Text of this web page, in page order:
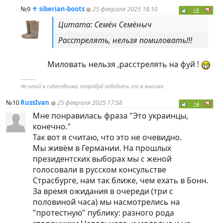
№9 ↑ siberian-boots 25 февраля 2025 18:10 +1
Цитата: Семён Семёныч
Расстрелять, нельзя помиловать!!!
Миловать нельзя ,расстрелять на фуй !
----------
Не плюй в собеседника, попробуй победить его в мыслях.
№10 RussIvan 25 февраля 2025 17:58 +4
Мне понравилась фраза "Это украинцы,
конечно."
Так вот я считаю, что это не очевидно.
Мы живём в Германии. На прошлых
президентских выборах мы с женой
голосовали в русском консульстве
Страсбурге, нам так ближе, чем ехать в Бонн.
За время ожидания в очереди (три с
половиной часа) мы насмотрелись на
"протестную" публику: разного рода